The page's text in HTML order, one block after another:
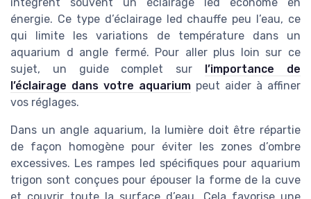
énergie. Ce type d’éclairage led chauffe peu l’eau, ce
qui limite les variations de température dans un
aquarium d angle fermé. Pour aller plus loin sur ce
sujet, un guide complet sur l’importance de
l’éclairage dans votre aquarium peut aider à affiner
vos réglages.
Dans un angle aquarium, la lumière doit être répartie
de façon homogène pour éviter les zones d’ombre
excessives. Les rampes led spécifiques pour aquarium
trigon sont conçues pour épouser la forme de la cuve
et couvrir toute la surface d’eau. Cela favorise une